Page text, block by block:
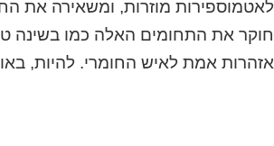
לאטמוספירות מוזרות, ומשאירה את
חוקר את התחומים האלה כמו בשינה
אזהרות אמת לאיש החומרי. להיות,